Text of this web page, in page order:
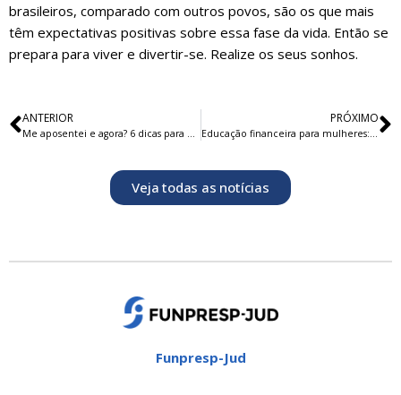
brasileiros, comparado com outros povos, são os que mais
têm expectativas positivas sobre essa fase da vida. Então se
prepara para viver e divertir-se. Realize os seus sonhos.
ANTERIOR
Me aposentei e agora? 6 dicas para continuar produtivo
PRÓXIMO
Educação financeira para mulheres: 5 dicas para cuidar melhor do seu dinheiro
Veja todas as notícias
Funpresp-Jud